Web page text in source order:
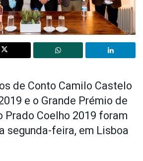
de Conto Camilo Castelo
e o Grande Prémio de
Prado Coelho 2019 foram
segunda-feira, em Lisboa